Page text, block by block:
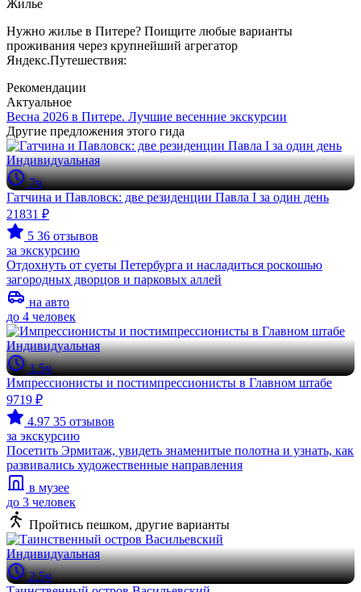
Жилье
Нужно жилье в Питере? Поищите любые варианты
проживания через крупнейший агрегатор
Яндекс.Путешествия:
Рекомендации
Актуальное
Весна 2026 в Питере. Лучшие весенние экскурсии
Другие предложения этого гида
Индивидуальная
7ч
Гатчина и Павловск: две резиденции Павла I за один день
21831 ₽
5 36 отзывов
за экскурсию
Отдохнуть от суеты Петербурга и насладиться роскошью
загородных дворцов и парковых аллей
на авто
до 4 человек
Индивидуальная
1.5ч
Импрессионисты и постимпрессионисты в Главном штабе
9719 ₽
4.97 35 отзывов
за экскурсию
Посетить Эрмитаж, увидеть знаменитые полотна и узнать, как
развивались художественные направления
в музее
до 3 человек
Пройтись пешком, другие варианты
Индивидуальная
2.5ч